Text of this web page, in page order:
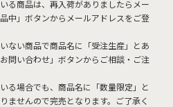
る商品は、再入荷がありましたらメー
中」ボタンからメールアドレスをご登
ない商品で商品名に「受注生産」とあ
問い合わせ」ボタンからご相談・ご注
る場合でも、商品名に「数量限定」と
ませんので完売となります。ご了承く